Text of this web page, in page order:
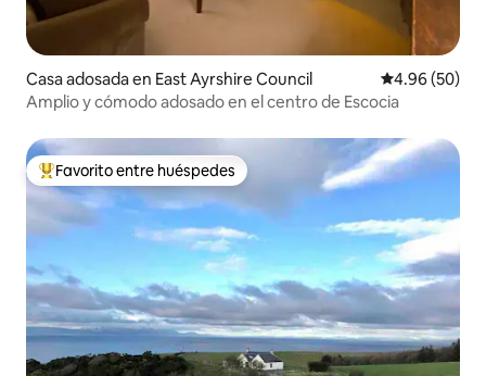
Casa adosada en East Ayrshire Council Calificación
4.96 (50)
Amplio y cómodo adosado en el centro de Escocia
De los mejores en Favorito entre huéspedes
Favorito entre huéspedes